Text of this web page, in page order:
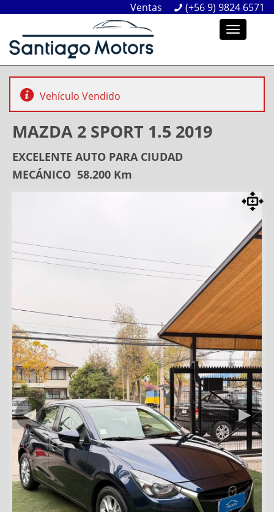
Ventas (+56 9) 9824 6571
Ventas (+56 9) 9824 6571
Toggle
navigation
Vehículo Vendido
MAZDA 2 SPORT 1.5 2019
EXCELENTE AUTO PARA CIUDAD
MECÁNICO 58.200 Km